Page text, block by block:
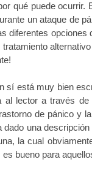
qué puede ocurrir.
un ataque de
diferentes opciones
sí está muy bien
al lector a través
de pánico y
dado una
la cual
es bueno para